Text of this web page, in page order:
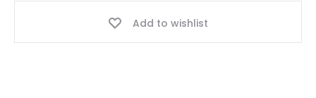
Add to wishlist